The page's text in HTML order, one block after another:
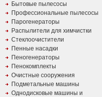
Бытовые пылесосы
Профессиональные пылесосы
Парогенераторы
Распылители для химчистки
Стеклоочистители
Пенные насадки
Пеногенераторы
Пенокомплекты
Очистные сооружения
Подметальные машины
Однодисковые машины и